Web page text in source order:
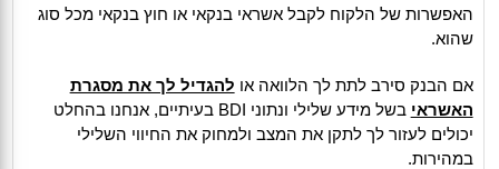
האפשרות של הלקוח לקבל אשראי בנקאי או חוץ בנקאי מכל סוג
שהוא.
אם הבנק סירב לתת לך הלוואה או להגדיל לך את מסגרת
האשראי
בשל מידע שלילי ונתוני BDI בעיתיים, אנחנו בהחלט
יכולים לעזור לך לתקן את המצב ולמחוק את החיווי השלילי
במהירות.